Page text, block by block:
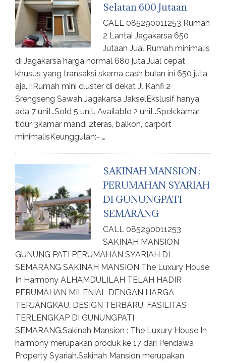
Selatan 600 Jutaan
CALL 085290011253 Rumah
2 Lantai Jagakarsa 650
Jutaan Jual Rumah minimalis
di Jagakarsa harga normal 680 juta.Jual cepat
khusus yang transaksi skema cash bulan ini 650 juta
aja..!!Rumah mini cluster di dekat Jl Kahfi 2
Srengseng Sawah Jagakarsa JakselEkslusif hanya
ada 7 unit..Sold 5 unit. Available 2 unit..Spek:kamar
tidur 3kamar mandi 2teras, balkon, carport
minimalisKeunggulan:- …
SAKINAH MANSION :
PERUMAHAN SYARIAH
DI GUNUNGPATI
SEMARANG
CALL 085290011253
SAKINAH MANSION
GUNUNG PATI PERUMAHAN SYARIAH DI
SEMARANG SAKINAH MANSION The Luxury House
In Harmony ALHAMDULILAH TELAH HADIR
PERUMAHAN MILENIAL DENGAN HARGA
TERJANGKAU, DESIGN TERBARU, FASILITAS
TERLENGKAP DI GUNUNGPATI
SEMARANG.Sakinah Mansion : The Luxury House In
harmony merupakan produk ke 17 dari Pendawa
Property Syariah.Sakinah Mansion merupakan